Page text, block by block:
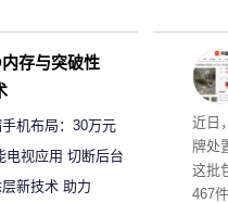
近日
牌处
这批
467
存与突破性
机布局：30万元
被逐步清退
电视应用 切断后台
为新技术 助力